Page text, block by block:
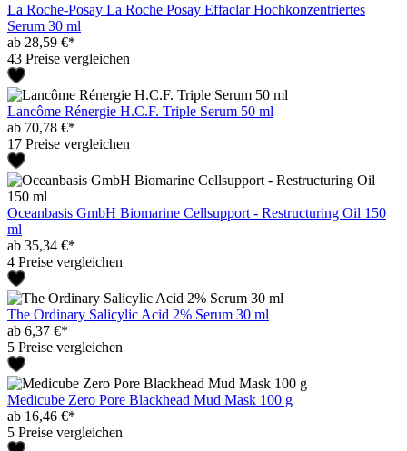
La Roche-Posay La Roche Posay Effaclar Hochkonzentriertes
Serum 30 ml
ab 28,59 €*
43 Preise vergleichen
Lancôme Rénergie H.C.F. Triple Serum 50 ml
ab 70,78 €*
17 Preise vergleichen
Oceanbasis GmbH Biomarine Cellsupport - Restructuring Oil 150
ml
ab 35,34 €*
4 Preise vergleichen
The Ordinary Salicylic Acid 2% Serum 30 ml
ab 6,37 €*
5 Preise vergleichen
Medicube Zero Pore Blackhead Mud Mask 100 g
ab 16,46 €*
5 Preise vergleichen